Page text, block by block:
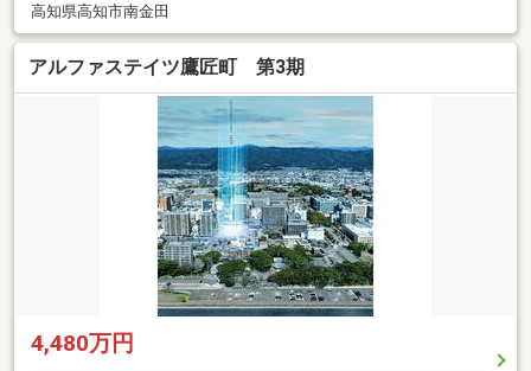
高知県高知市南金田
アルファステイツ鷹匠町 第3期
4,480万円